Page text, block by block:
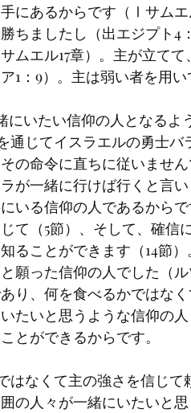
にあるからです（Ⅰサム
ちましたし（出エジプト
ムエル17章）。主が立て
1：9）。主は弱い者を用
一緒にいたい信仰の人となる
の命令に直ちに従いませ
が一緒に行けば行くと言
いる信仰の人であるから
て（5節）、そして、確信
ることができます（14節
願った信仰の人でした（
り、何を食べるかではな
たいと思うような信仰の
とができるからです。
の人々が一緒にいたいと